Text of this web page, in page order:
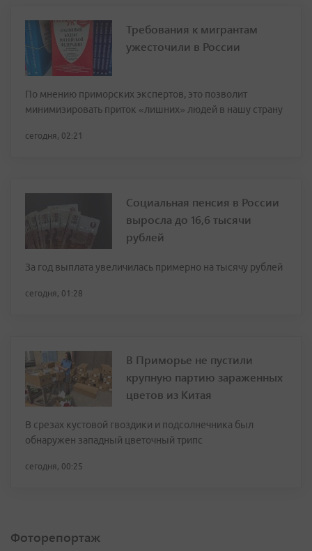
Требования к мигрантам
ужесточили в России
По мнению приморских экспертов, это позволит
минимизировать приток «лишних» людей в нашу страну
сегодня, 02:21
Социальная пенсия в России
выросла до 16,6 тысячи
рублей
За год выплата увеличилась примерно на тысячу рублей
сегодня, 01:28
В Приморье не пустили
крупную партию зараженных
цветов из Китая
В срезах кустовой гвоздики и подсолнечника был
обнаружен западный цветочный трипс
сегодня, 00:25
Фоторепортаж